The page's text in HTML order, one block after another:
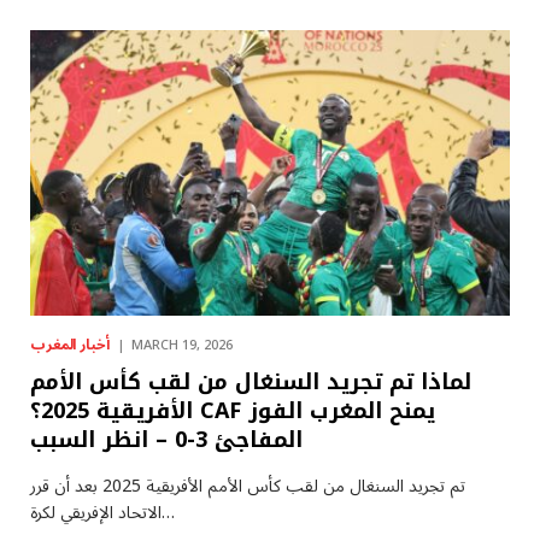
أخبار المغرب MARCH 19, 2026
لماذا تم تجريد السنغال من لقب كأس الأمم
الأفريقية 2025؟ CAF يمنح المغرب الفوز
المفاجئ 3-0 – انظر السبب
تم تجريد السنغال من لقب كأس الأمم الأفريقية 2025 بعد أن قرر
الاتحاد الإفريقي لكرة…